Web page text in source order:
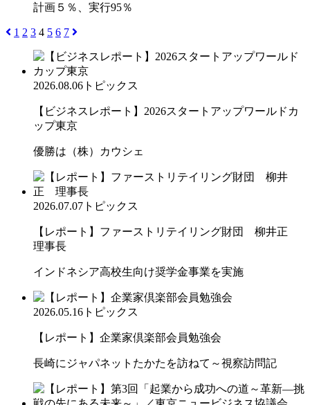
計画５％、実行95％
1 2 3 4 5 6 7
2026.08.06 トピックス
【ビジネスレポート】2026スタートアップワールドカ
ップ東京
優勝は（株）カウシェ
2026.07.07 トピックス
【レポート】ファーストリテイリング財団 柳井正
理事長
インドネシア高校生向け奨学金事業を実施
2026.05.16 トピックス
【レポート】企業家倶楽部会員勉強会
長崎にジャパネットたかたを訪ねて～視察訪問記